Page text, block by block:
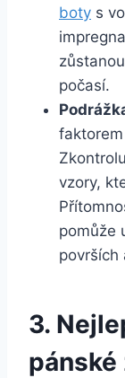
boty s
počasí.
vzory,
pomůže
površích
3.